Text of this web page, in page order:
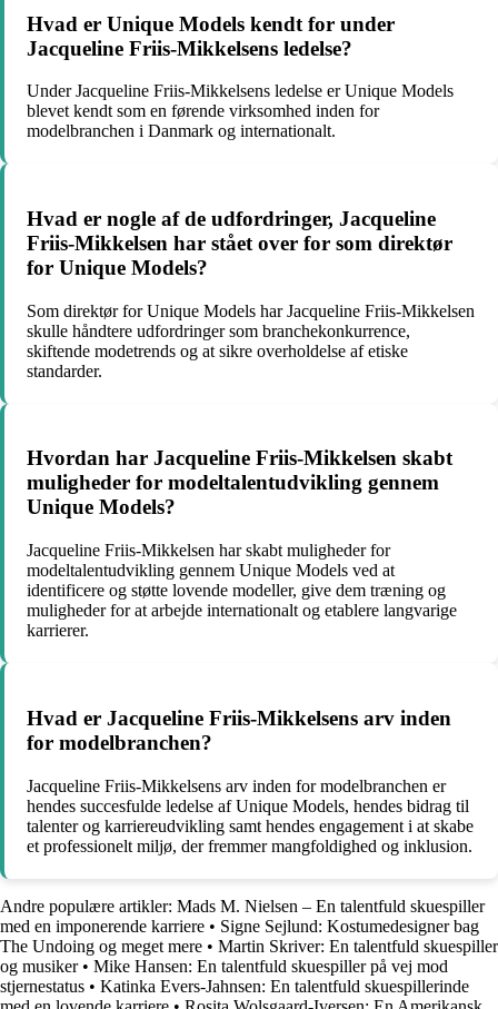
Hvad er Unique Models kendt for under
Jacqueline Friis-Mikkelsens ledelse?
Under Jacqueline Friis-Mikkelsens ledelse er Unique Models
blevet kendt som en førende virksomhed inden for
modelbranchen i Danmark og internationalt.
Hvad er nogle af de udfordringer, Jacqueline
Friis-Mikkelsen har stået over for som direktør
for Unique Models?
Som direktør for Unique Models har Jacqueline Friis-Mikkelsen
skulle håndtere udfordringer som branchekonkurrence,
skiftende modetrends og at sikre overholdelse af etiske
standarder.
Hvordan har Jacqueline Friis-Mikkelsen skabt
muligheder for modeltalentudvikling gennem
Unique Models?
Jacqueline Friis-Mikkelsen har skabt muligheder for
modeltalentudvikling gennem Unique Models ved at
identificere og støtte lovende modeller, give dem træning og
muligheder for at arbejde internationalt og etablere langvarige
karrierer.
Hvad er Jacqueline Friis-Mikkelsens arv inden
for modelbranchen?
Jacqueline Friis-Mikkelsens arv inden for modelbranchen er
hendes succesfulde ledelse af Unique Models, hendes bidrag til
talenter og karriereudvikling samt hendes engagement i at skabe
et professionelt miljø, der fremmer mangfoldighed og inklusion.
Andre populære artikler: Mads M. Nielsen – En talentfuld skuespiller
med en imponerende karriere • Signe Sejlund: Kostumedesigner bag
The Undoing og meget mere • Martin Skriver: En talentfuld skuespiller
og musiker• Mike Hansen: En talentfuld skuespiller på vej mod
stjernestatus • Katinka Evers-Jahnsen: En talentfuld skuespillerinde